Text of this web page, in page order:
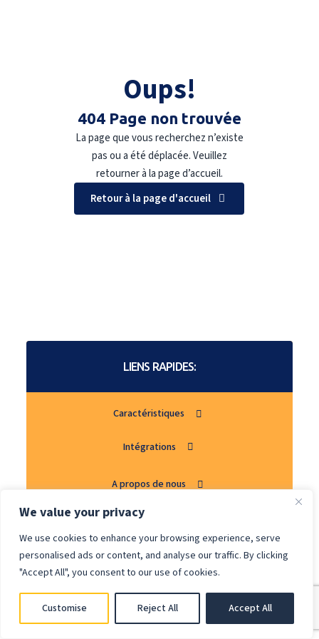
We value your privacy
We use cookies to enhance your browsing experience, serve
personalised ads or content, and analyse our traffic. By clicking
"Accept All", you consent to our use of cookies.
Customise Reject All Accept All
Oups!
404 Page non trouvée
La page que vous recherchez n’existe
pas ou a été déplacée. Veuillez
retourner à la page d’accueil.
Retour à la page d'accueil
LIENS RAPIDES:
Caractéristiques
Intégrations
A propos de nous
FAQ/Support
Contact